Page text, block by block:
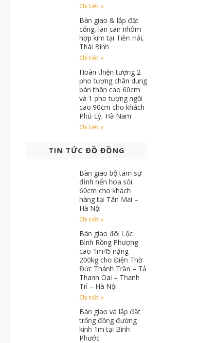
Chi tiết »
Bàn giao & lắp đặt
cổng, lan can nhôm
hợp kim tại Tiền Hải,
Thái Bình
Chi tiết »
Hoàn thiện tượng 2
pho tượng chân dung
bán thân cao 60cm
và 1 pho tượng ngồi
cao 90cm cho khách
Phủ Lý, Hà Nam
Chi tiết »
TIN TỨC ĐỒ ĐỒNG
Bàn giao bộ tam sự
đỉnh nến hoa sòi
60cm cho khách
hàng tại Tân Mai –
Hà Nội
Chi tiết »
Bàn giao đôi Lộc
Bình Rồng Phượng
cao 1m45 nặng
200kg cho Điện Thờ
Đức Thánh Trần – Tả
Thanh Oai – Thanh
Trì – Hà Nội
Chi tiết »
Bàn giao và lắp đặt
trống đồng đường
kính 1m tại Bình
Phước